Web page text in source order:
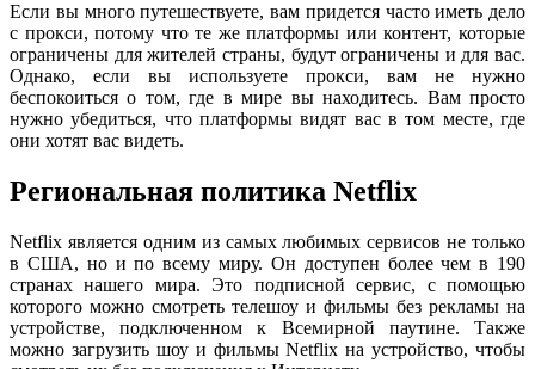
Если вы много путешествуете, вам придется часто иметь дело
с прокси, потому что те же платформы или контент, которые
ограничены для жителей страны, будут ограничены и для вас.
Однако, если вы используете прокси, вам не нужно
беспокоиться о том, где в мире вы находитесь. Вам просто
нужно убедиться, что платформы видят вас в том месте, где
они хотят вас видеть.
Региональная политика Netflix
Netflix является одним из самых любимых сервисов не только
в США, но и по всему миру. Он доступен более чем в 190
странах нашего мира. Это подписной сервис, с помощью
которого можно смотреть телешоу и фильмы без рекламы на
устройстве, подключенном к Всемирной паутине. Также
можно загрузить шоу и фильмы Netflix на устройство, чтобы